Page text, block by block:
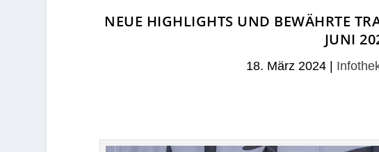
NEUE HIGHLIGHTS UND BEWÄHRTE
JUNI
18. März 2024